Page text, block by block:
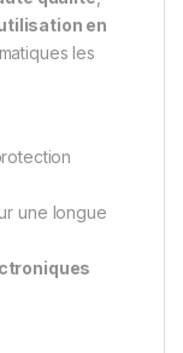
en
les
une longue